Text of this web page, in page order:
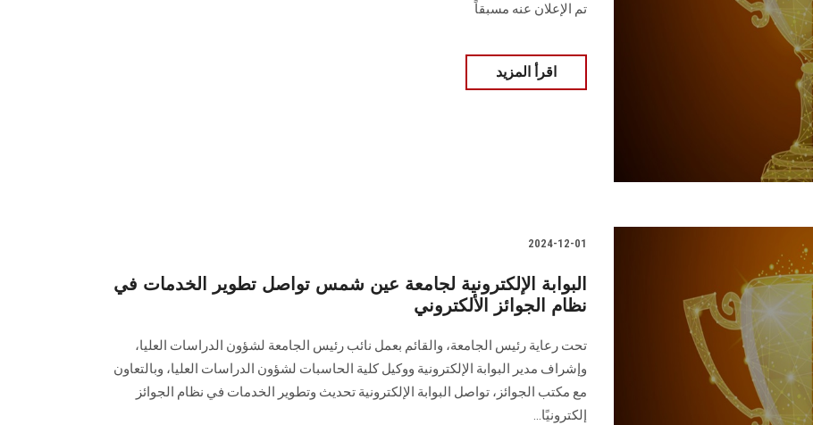
تم ‏الإعلان عنه مسبقاً
اقرأ المزيد
2024-12-01
البوابة الإلكترونية لجامعة عين شمس تواصل تطوير الخدمات في
نظام الجوائز الألكتروني
تحت رعاية رئيس الجامعة، والقائم ‏‏‏بعمل نائب رئيس الجامعة لشؤون الدراسات العليا،
وإشراف مدير ‏‏‏البوابة الإلكترونية ووكيل كلية الحاسبات لشؤون الدراسات العليا، ‏وبالتعاون
مع مكتب الجوائز، تواصل ‏‏البوابة الإلكترونية ‏تحديث وتطوير الخدمات في نظام الجوائز
إلكترونيًا...‏